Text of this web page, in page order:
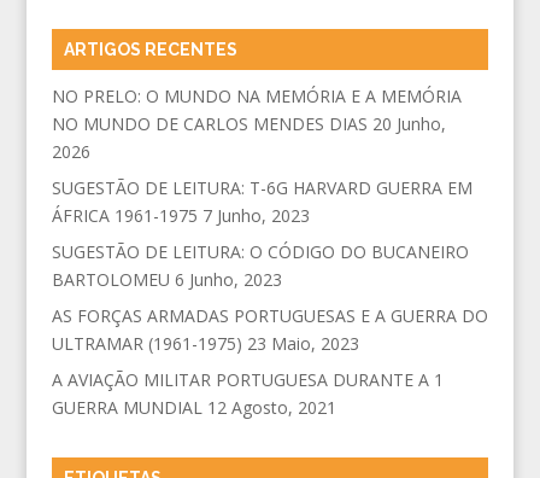
ARTIGOS RECENTES
NO PRELO: O MUNDO NA MEMÓRIA E A MEMÓRIA
NO MUNDO DE CARLOS MENDES DIAS 20 Junho,
2026
SUGESTÃO DE LEITURA: T-6G HARVARD GUERRA EM
ÁFRICA 1961-1975 7 Junho, 2023
SUGESTÃO DE LEITURA: O CÓDIGO DO BUCANEIRO
BARTOLOMEU 6 Junho, 2023
AS FORÇAS ARMADAS PORTUGUESAS E A GUERRA DO
ULTRAMAR (1961-1975) 23 Maio, 2023
A AVIAÇÃO MILITAR PORTUGUESA DURANTE A 1
GUERRA MUNDIAL 12 Agosto, 2021